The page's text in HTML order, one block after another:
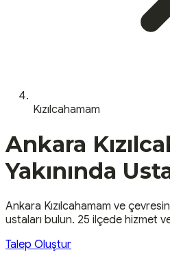
Kızılcahamam
Ankara
Yakınında
Ankara Kızılcahamam ve
ustaları bulun. 25 ilçede hizmet
Talep Oluştur